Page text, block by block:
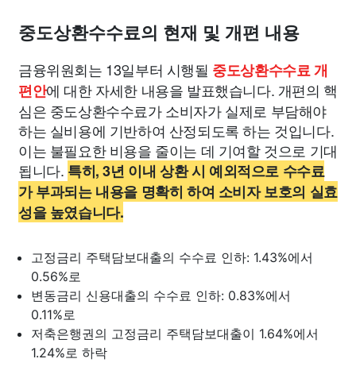
중도상환수수료의 현재 및 개편 내용
금융위원회는 13일부터 시행될 중도상환수수료 개
편안에 대한 자세한 내용을 발표했습니다. 개편의 핵
심은 중도상환수수료가 소비자가 실제로 부담해야
하는 실비용에 기반하여 산정되도록 하는 것입니다.
이는 불필요한 비용을 줄이는 데 기여할 것으로 기대
됩니다. 특히, 3년 이내 상환 시 예외적으로 수수료
가 부과되는 내용을 명확히 하여 소비자 보호의 실효
성을 높였습니다.
고정금리 주택담보대출의 수수료 인하: 1.43%에서
0.56%로
변동금리 신용대출의 수수료 인하: 0.83%에서
0.11%로
저축은행권의 고정금리 주택담보대출이 1.64%에서
1.24%로 하락